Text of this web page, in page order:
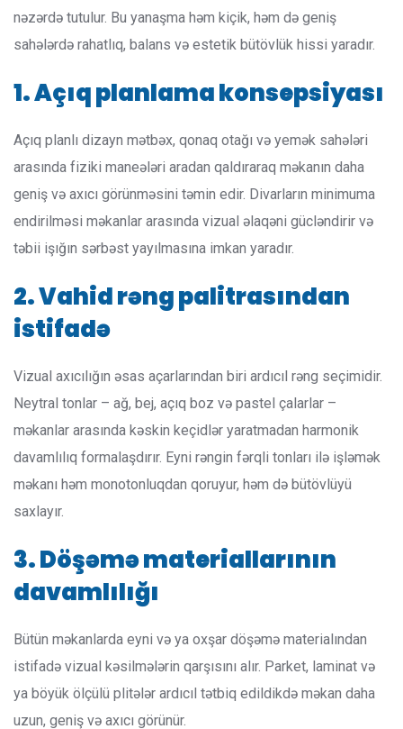
nəzərdə tutulur. Bu yanaşma həm kiçik, həm də geniş
sahələrdə rahatlıq, balans və estetik bütövlük hissi yaradır.
1. Açıq planlama konsepsiyası
Açıq planlı dizayn mətbəx, qonaq otağı və yemək sahələri
arasında fiziki maneələri aradan qaldıraraq məkanın daha
geniş və axıcı görünməsini təmin edir. Divarların minimuma
endirilməsi məkanlar arasında vizual əlaqəni gücləndirir və
təbii işığın sərbəst yayılmasına imkan yaradır.
2. Vahid rəng palitrasından
istifadə
Vizual axıcılığın əsas açarlarından biri ardıcıl rəng seçimidir.
Neytral tonlar – ağ, bej, açıq boz və pastel çalarlar –
məkanlar arasında kəskin keçidlər yaratmadan harmonik
davamlılıq formalaşdırır. Eyni rəngin fərqli tonları ilə işləmək
məkanı həm monotonluqdan qoruyur, həm də bütövlüyü
saxlayır.
3. Döşəmə materiallarının
davamlılığı
Bütün məkanlarda eyni və ya oxşar döşəmə materialından
istifadə vizual kəsilmələrin qarşısını alır. Parket, laminat və
ya böyük ölçülü plitələr ardıcıl tətbiq edildikdə məkan daha
uzun, geniş və axıcı görünür.